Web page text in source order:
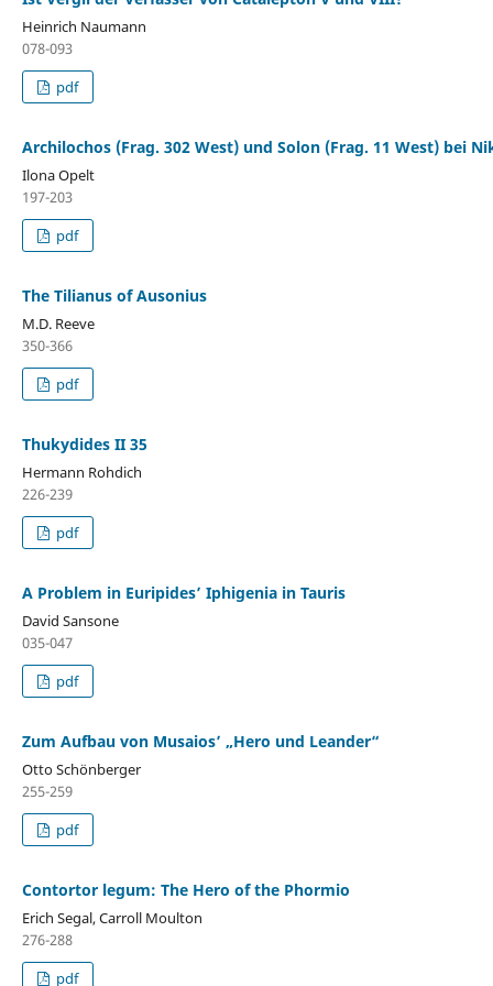
Heinrich Naumann
078-093
pdf
Archilochos (Frag. 302 West) und Solon (Frag. 11 West) bei
Ilona Opelt
197-203
pdf
The Tilianus of Ausonius
M.D. Reeve
350-366
pdf
Thukydides II 35
Hermann Rohdich
226-239
pdf
A Problem in Euripides’ Iphigenia in Tauris
David Sansone
035-047
pdf
Zum Aufbau von Musaios’ „Hero und Leander“
Otto Schönberger
255-259
pdf
Contortor legum: The Hero of the Phormio
Erich Segal, Carroll Moulton
276-288
pdf